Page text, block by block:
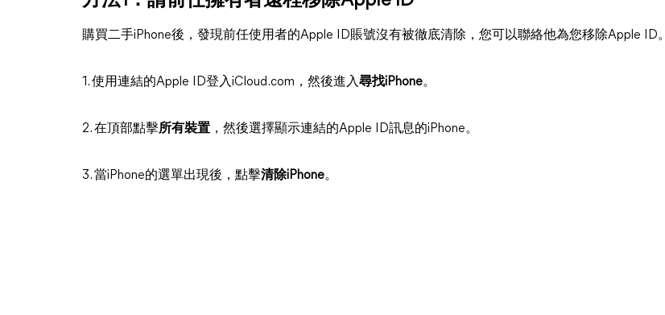
購買二手iPhone後，發現前任使用者的Apple ID賬號沒有被徹底清除，您可以聯絡他為您移除Apple ID。
1. 使用連結的Apple ID登入iCloud.com，然後進入尋找iPhone。
2. 在頂部點擊所有裝置 ，然後選擇顯示連結的Apple ID訊息的iPhone。
3. 當iPhone的選單出現後，點擊清除iPhone。